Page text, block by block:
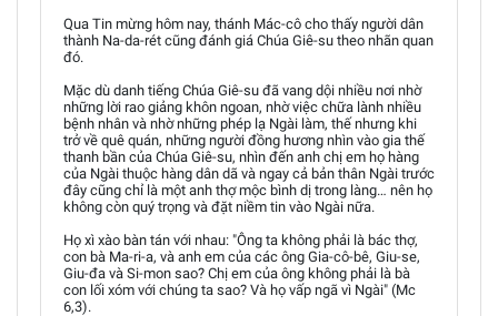
Qua Tin mừng hôm nay, thánh Mác-cô cho thấy người dân
thành Na-da-rét cũng đánh giá Chúa Giê-su theo nhãn quan
đó.
Mặc dù danh tiếng Chúa Giê-su đã vang dội nhiều nơi nhờ
những lời rao giảng khôn ngoan, nhờ việc chữa lành nhiều
bệnh nhân và nhờ những phép lạ Ngài làm, thế nhưng khi
trở về quê quán, những người đồng hương nhìn vào gia thế
thanh bần của Chúa Giê-su, nhìn đến anh chị em họ hàng
của Ngài thuộc hàng dân dã và ngay cả bản thân Ngài trước
đây cũng chỉ là một anh thợ mộc bình dị trong làng… nên họ
không còn quý trọng và đặt niềm tin vào Ngài nữa.
Họ xì xào bàn tán với nhau: "Ông ta không phải là bác thợ,
con bà Ma-ri-a, và anh em của các ông Gia-cô-bê, Giu-se,
Giu-đa và Si-mon sao? Chị em của ông không phải là bà
con lối xóm với chúng ta sao? Và họ vấp ngã vì Ngài" (Mc
6,3).